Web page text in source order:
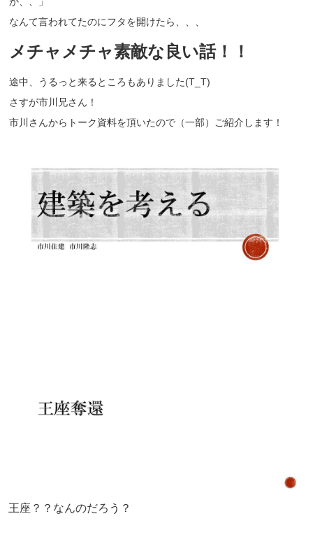
なんて言われてたのにフタを開けたら、、、
メチャメチャ素敵な良い話！！
途中、うるっと来るところもありました(T_T)
さすが市川兄さん！
市川さんからトーク資料を頂いたので（一部）ご紹介します！
王座？？なんのだろう？